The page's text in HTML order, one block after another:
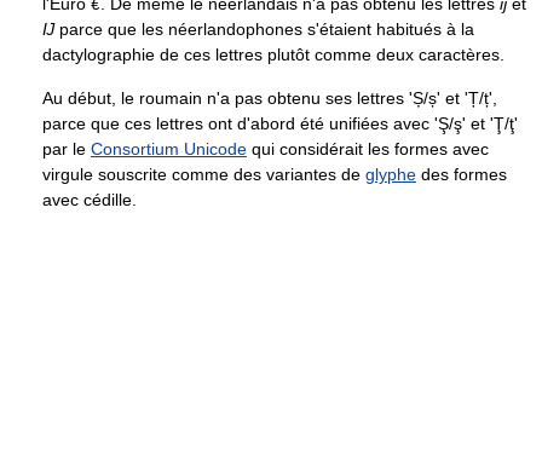
Ĳparce que les néerlandophones s'étaient habitués à la
dactylographie de ces lettres plutôt comme deux caractères.
Au début, le roumain n'a pas obtenu ses lettres 'Ș/ș' et 'Ț/ț',
parce que ces lettres ont d'abord été unifiées avec 'Ş/ş' et 'Ţ/ţ'
par le Consortium Unicode qui considérait les formes avec
virgule souscrite comme des variantes de glyphe des formes
avec cédille.